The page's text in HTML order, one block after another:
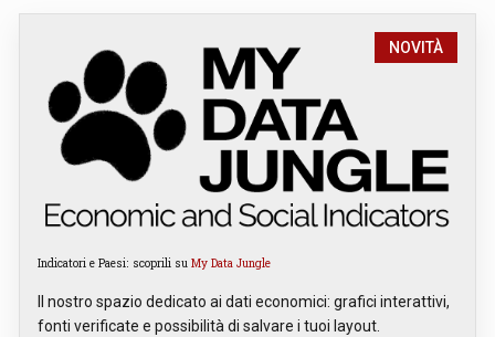
NOVITÀ
Indicatori e Paesi: scoprili su My Data Jungle
Il nostro spazio dedicato ai dati economici: grafici interattivi,
fonti verificate e possibilità di salvare i tuoi layout.